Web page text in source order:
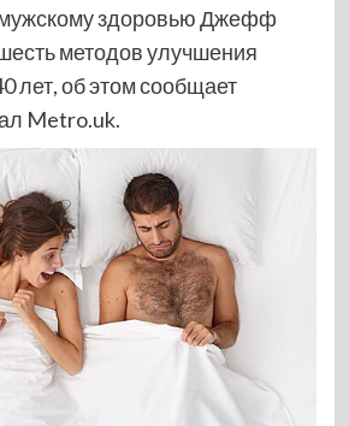
здоровью Джефф
методов улучшения
лет, об этом сообщает
Metro.uk.